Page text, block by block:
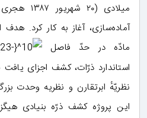
آماده‌سازی، آغاز به کار کرد.
مادّه در حدّ فاصل ‎
استاندارد ذرّات، کشف اجزای یافت
نظریّهٔ ابرتقارن و نظریه وحدت
این پروژه کشف ذرّه بنیادی